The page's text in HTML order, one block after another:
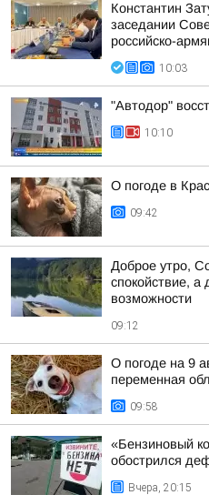
Константин
заседании
российско-
10:03
"Автодор"
10:10
О погоде в
09:42
Доброе утро,
спокойствие, а
возможности
09:12
О погоде на 9
переменная
09:58
«Бензиновый
обострился
Вчера, 20:15